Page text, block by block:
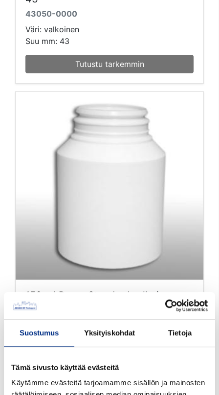
Suostumus Yksityiskohdat Tietoja
Tämä sivusto käyttää evästeitä
Käytämme evästeitä tarjoamamme sisällön ja mainosten
43050-0000
Väri: valkoinen
Suu mm: 43
Tutustu tarkemmin
150 ml Duma Standard
valkoinen
HDPE 43
43156-4000
Väri: valkoinen
Suu mm: 43
Tutustu tarkemmin